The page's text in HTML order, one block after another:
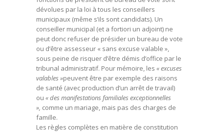
dévolues par la loi à tous les conseillers
municipaux (même s’ils sont candidats). Un
conseiller municipal (et a fortiori un adjoint) ne
peut donc refuser de présider un bureau de vote
ou d’être assesseur « sans excuse valable »,
sous peine de risquer d’être démis d’office par le
tribunal administratif. Pour mémoire, les « excuses
valables »peuvent être par exemple des raisons
de santé (avec production d’un arrêt de travail)
ou « des manifestations familiales exceptionnelles
», comme un mariage, mais pas des charges de
famille.
Les règles complètes en matière de constitution